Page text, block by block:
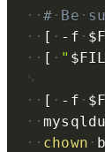
# Be
[
-f
[
"
[ -f
chown